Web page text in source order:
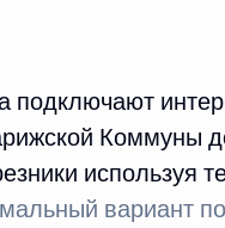
подключают
Коммуны
используя
вариант